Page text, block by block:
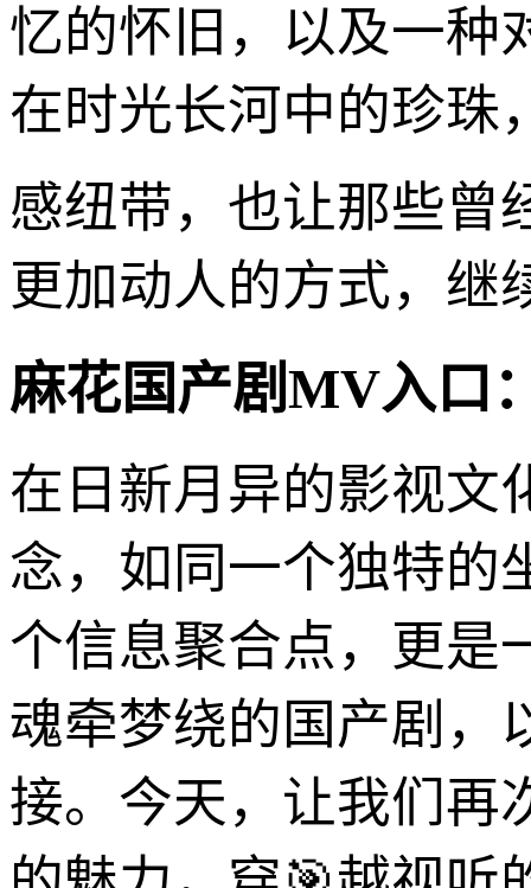
忆的怀旧，以及一种
在时光长河中的珍珠
感纽带，也让那些曾
更加动人的方式，继
麻花国产剧MV入口
在日新月异的影视文
念，如同一个独特的
个信息聚合点，更是
魂牵梦绕的国产剧，
接。今天，让我们再